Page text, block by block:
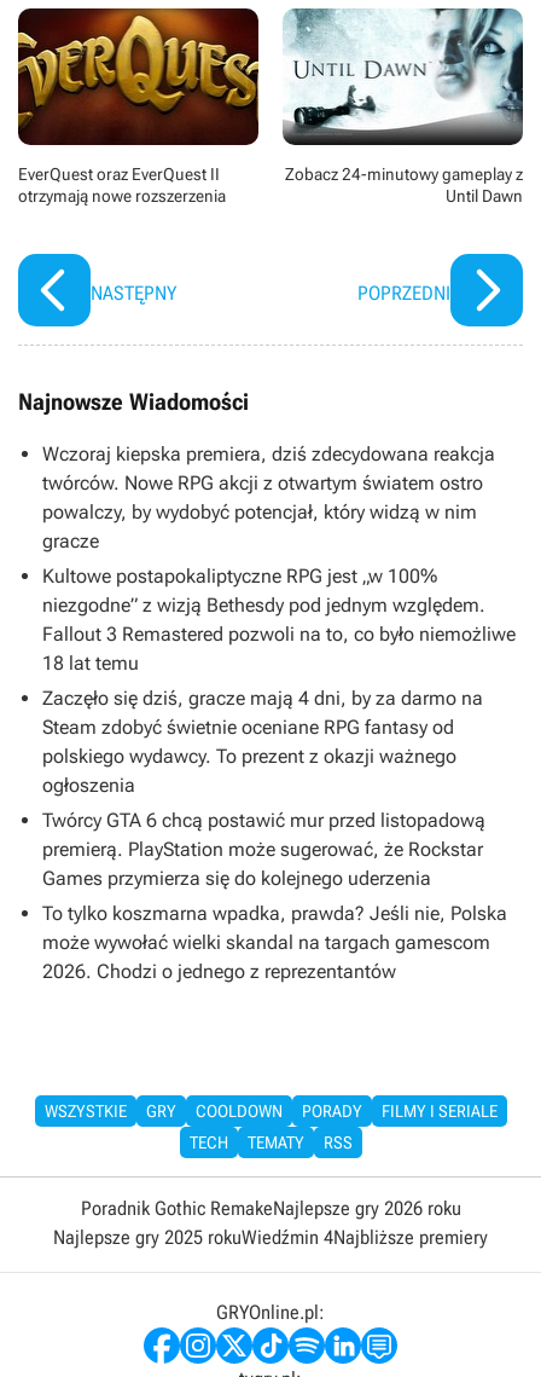
EverQuest oraz EverQuest II
otrzymają nowe rozszerzenia
NASTĘPNY
Zobacz 24-minutowy gameplay z
Until Dawn
POPRZEDNI
Najnowsze Wiadomości
Wczoraj kiepska premiera, dziś zdecydowana reakcja
twórców. Nowe RPG akcji z otwartym światem ostro
powalczy, by wydobyć potencjał, który widzą w nim
gracze
Kultowe postapokaliptyczne RPG jest „w 100%
niezgodne” z wizją Bethesdy pod jednym względem.
Fallout 3 Remastered pozwoli na to, co było niemożliwe
18 lat temu
Zaczęło się dziś, gracze mają 4 dni, by za darmo na
Steam zdobyć świetnie oceniane RPG fantasy od
polskiego wydawcy. To prezent z okazji ważnego
ogłoszenia
Twórcy GTA 6 chcą postawić mur przed listopadową
premierą. PlayStation może sugerować, że Rockstar
Games przymierza się do kolejnego uderzenia
To tylko koszmarna wpadka, prawda? Jeśli nie, Polska
może wywołać wielki skandal na targach gamescom
2026. Chodzi o jednego z reprezentantów
WSZYSTKIE GRY COOLDOWN PORADY
FILMY I SERIALE
TECH
TEMATY RSS
Poradnik Gothic RemakeNajlepsze gry 2026 roku
Najlepsze gry 2025 rokuWiedźmin 4Najbliższe premiery
GRYOnline.pl: